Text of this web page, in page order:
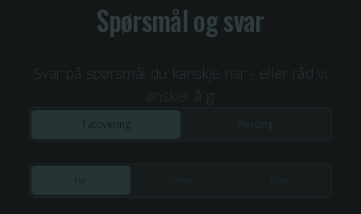
Spørsmål og svar
Svar på spørsmål du kanskje har - eller råd vi
ønsker å gi
Tatovering